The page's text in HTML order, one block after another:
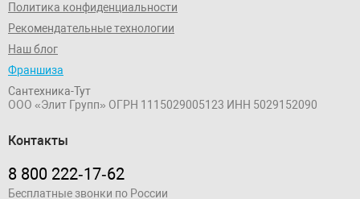
Политика конфиденциальности
Рекомендательные технологии
Наш блог
Франшиза
Сантехника-Тут
ООО «Элит Групп» ОГРН 1115029005123 ИНН 5029152090
Контакты
8 800 222‑17‑62
Бесплатные звонки по России